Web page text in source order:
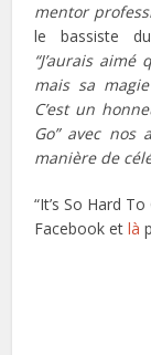
mentor
le bassiste
“J’aurais
mais sa
C’est un
Go” avec nos
manière de
“It’s So Hard
Facebook etlà